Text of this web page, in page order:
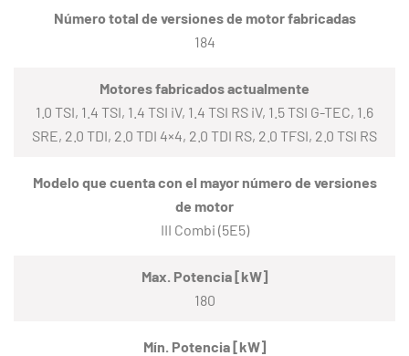
Número total de versiones de motor fabricadas
184
Motores fabricados actualmente
1.0 TSI, 1.4 TSI, 1.4 TSI iV, 1.4 TSI RS iV, 1.5 TSI G-TEC, 1.6
SRE, 2.0 TDI, 2.0 TDI 4×4, 2.0 TDI RS, 2.0 TFSI, 2.0 TSI RS
Modelo que cuenta con el mayor número de versiones
de motor
III Combi (5E5)
Max. Potencia [kW]
180
Mín. Potencia [kW]